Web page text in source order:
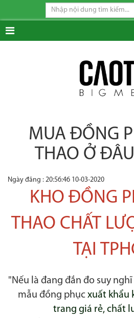
MUA ĐỒNG
THAO Ở
Ngày đăng : 20:56:46 10-03-2020
KHO ĐỒNG
THAO CHẤT
TẠI
"Nếu là đang đắn đo suy
mẫu đồng phục xuất khẩu
trang giá rẻ, chất